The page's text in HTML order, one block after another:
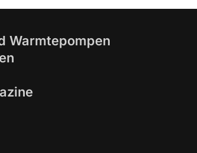
Warmtepompen